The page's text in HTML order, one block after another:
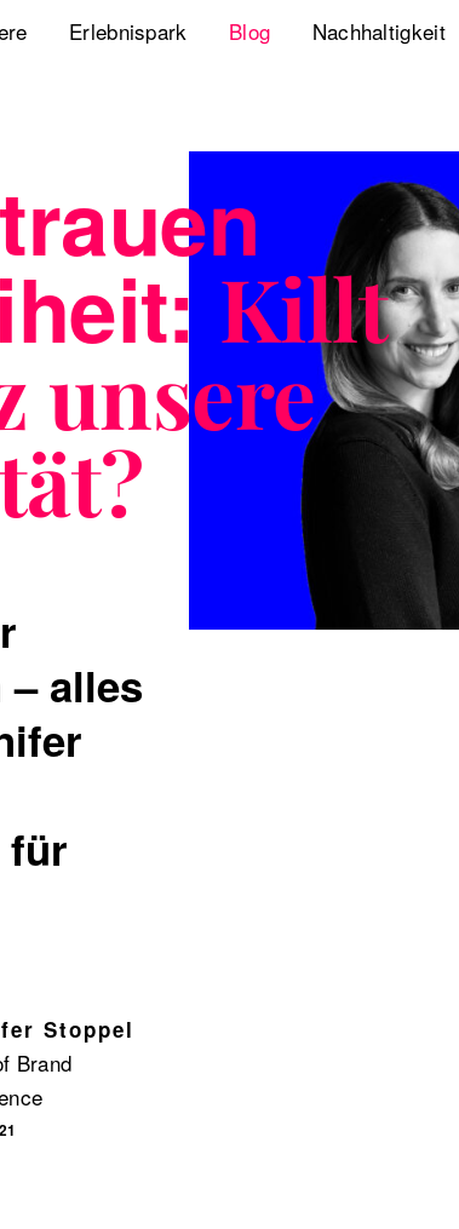
Erlebnispark
Storyverse Playbook
Meet fischerAppelt
Podcast
Whitepaper
Webcasts
The German Apartment
Blog Nachhaltigkeit
Diversity,
Future Mobility
Hanseatic Help
Killt
unsere
alles
für
Stoppel
Brand